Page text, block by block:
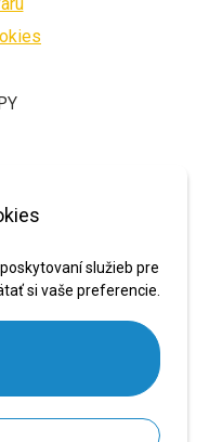
služieb pre
si vaše preferencie.